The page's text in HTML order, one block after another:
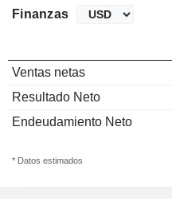
Finanzas
Ventas netas
Resultado Neto
Endeudamiento Neto
* Datos estimados